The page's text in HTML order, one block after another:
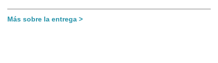
Más sobre la entrega